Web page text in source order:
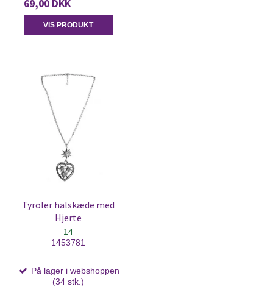
69,00 DKK
VIS PRODUKT
Tyroler halskæde med
Hjerte
14
1453781
På lager i webshoppen
(34 stk.)